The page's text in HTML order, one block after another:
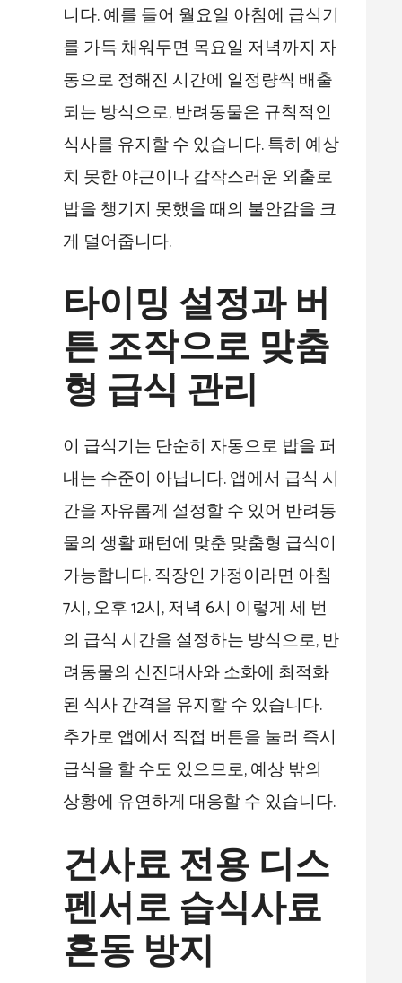
니다. 예를 들어 월요일 아침에 급식기
를 가득 채워두면 목요일 저녁까지 자
동으로 정해진 시간에 일정량씩 배출
되는 방식으로, 반려동물은 규칙적인
식사를 유지할 수 있습니다. 특히 예상
치 못한 야근이나 갑작스러운 외출로
밥을 챙기지 못했을 때의 불안감을 크
게 덜어줍니다.
타이밍 설정과 버
튼 조작으로 맞춤
형 급식 관리
이 급식기는 단순히 자동으로 밥을 퍼
내는 수준이 아닙니다. 앱에서 급식 시
간을 자유롭게 설정할 수 있어 반려동
물의 생활 패턴에 맞춘 맞춤형 급식이
가능합니다. 직장인 가정이라면 아침
7시, 오후 12시, 저녁 6시 이렇게 세 번
의 급식 시간을 설정하는 방식으로, 반
려동물의 신진대사와 소화에 최적화
된 식사 간격을 유지할 수 있습니다.
추가로 앱에서 직접 버튼을 눌러 즉시
급식을 할 수도 있으므로, 예상 밖의
상황에 유연하게 대응할 수 있습니다.
건사료 전용 디스
펜서로 습식사료
혼동 방지